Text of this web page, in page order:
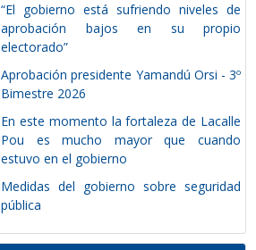
“El gobierno está sufriendo niveles de
aprobación bajos en su propio
electorado”
Aprobación presidente Yamandú Orsi - 3º
Bimestre 2026
En este momento la fortaleza de Lacalle
Pou es mucho mayor que cuando
estuvo en el gobierno
Medidas del gobierno sobre seguridad
pública